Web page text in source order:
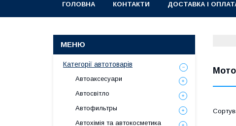
ГОЛОВНА КОНТАКТИ ДОСТАВКА І
Категорії автотоварів
Автоаксесуари
Автосвітло
Автофильтры
Автохімія та автокосметика